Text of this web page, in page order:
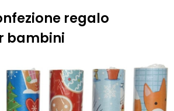
regalo
bambini